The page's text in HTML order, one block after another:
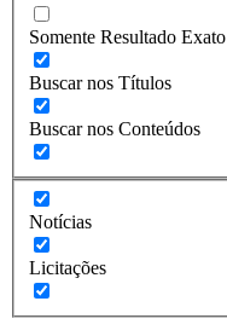
Somente Resultado Exato
Buscar nos Títulos
Buscar nos Conteúdos
Notícias
Licitações